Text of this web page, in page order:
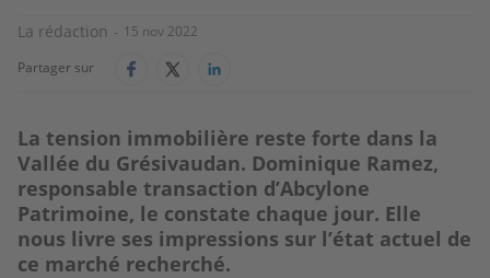
La rédaction
15 nov 2022
Partager sur
La tension immobilière reste forte dans la
Vallée du Grésivaudan. Dominique Ramez,
responsable transaction d’Abcylone
Patrimoine, le constate chaque jour. Elle
nous livre ses impressions sur l’état actuel de
ce marché recherché.